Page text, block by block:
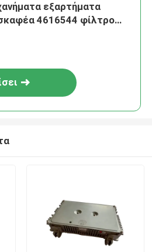
εξαρτήματα
4616544 φίλτρο